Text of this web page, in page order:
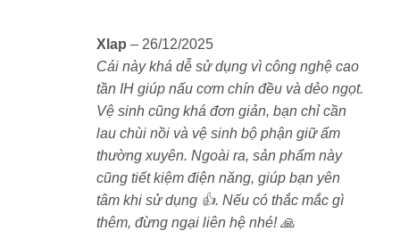
Mặc dù có công suất1.375W, nồi vẫn đạt hiệu suất tiết
kiệm năng lượng 105% theo tiêu chuẩn Nhật Bản
. Mỗi lần nấu tiêu thụ khoảng225Wh, chế độ giữ
ấm khoảng23.7Wh/giờ. Nhờ đó, JPW-D180 vừa đảm
bảo cơm ngon vừa tiết kiệm chi phí điện hằng ngày.
Thiết kế hiện đại, dễ vệ sinh
Nồi cơm điện cao tầnTiger JPW-D180có kích thước
28.8 × 38.6 × 23.9 cmvà trọng lượng khoảng
Xlap – 26/12/2025
Cái này khá dễ sử dụng vì công nghệ cao
tần IH giúp nấu cơm chín đều và dẻo ngọt.
Vệ sinh cũng khá đơn giản, bạn chỉ cần
lau chùi nồi và vệ sinh bộ phận giữ ấm
thường xuyên. Ngoài ra, sản phẩm này
cũng tiết kiệm điện năng, giúp bạn yên
tâm khi sử dụng 👍. Nếu có thắc mắc gì
thêm, đừng ngại liên hệ nhé! 🙏